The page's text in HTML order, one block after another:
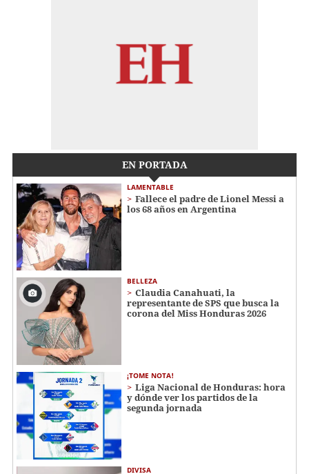
EN PORTADA
LAMENTABLE
Fallece el padre de Lionel Messi a
los 68 años en Argentina
BELLEZA
Claudia Canahuati, la
representante de SPS que busca la
corona del Miss Honduras 2026
¡TOME NOTA!
Liga Nacional de Honduras: hora
y dónde ver los partidos de la
segunda jornada
DIVISA